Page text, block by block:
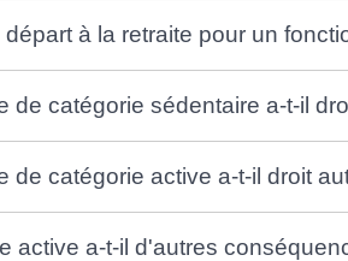
à la retraite pour un
de catégorie sédentaire a-t-il
de catégorie active a-t-il droit
active a-t-il d'autres